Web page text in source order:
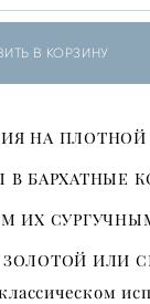
В КОРЗИНУ
на
в бархатные
их
или